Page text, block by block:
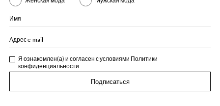
Имя
Адрес e-mail
Я ознакомлен(а) и согласен с условиями Политики
конфиденциальности
Подписаться